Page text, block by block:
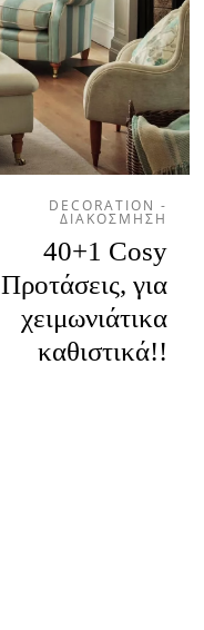
DECORATION -
ΔΙΑΚΟΣΜΗΣΗ
40+1 Cosy
Προτάσεις, για
χειμωνιάτικα
καθιστικά!!